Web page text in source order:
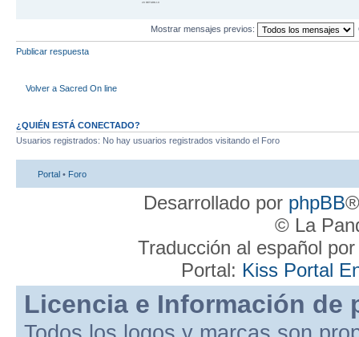
20 RETURN 10
Mostrar mensajes previos:
Publicar respuesta
Volver a Sacred On line
¿QUIÉN ESTÁ CONECTADO?
Usuarios registrados: No hay usuarios registrados visitando el Foro
Portal • Foro
Desarrollado por phpBB
© La
Traducción al español
Portal: Kiss Portal
Licencia e Información de